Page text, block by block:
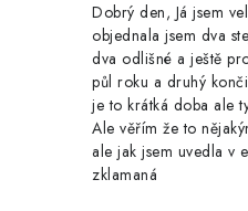
Dobrý den, Já jsem
objednala jsem dva
dva odlišné a ještě
půl roku a druhý
je to krátká doba ale
Ale věřím že to
ale jak jsem uvedla v
zklamaná